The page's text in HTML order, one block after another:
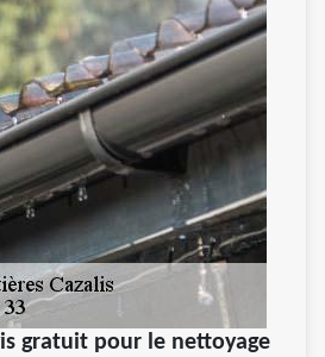
gratuit pour le nettoyage